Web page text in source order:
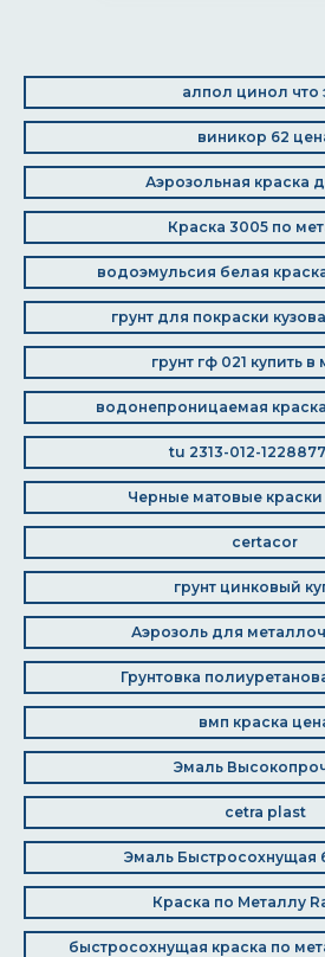
алпол цинол что
виникор 62
Аэрозольная краска
Краска 3005 по
водоэмульсия белая
грунт для покраски
грунт гф 021 купить в
водонепроницаемая
tu 2313-012-
Черные матовые
certacor
грунт цинковый
Аэрозоль для
Грунтовка
вмп краска
Эмаль
cetra plast
Эмаль Быстросохнущая
Краска по Металлу
быстросохнущая краска по